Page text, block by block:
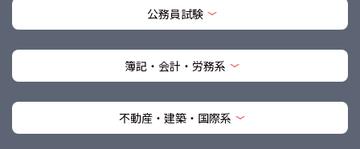
公務員試験
簿記・会計・労務系
不動産・建築・国際系